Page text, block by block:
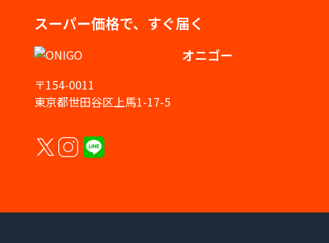
スーパー価格で、すぐ届く
オニゴー
〒154-0011
東京都世田谷区上馬1-17-5